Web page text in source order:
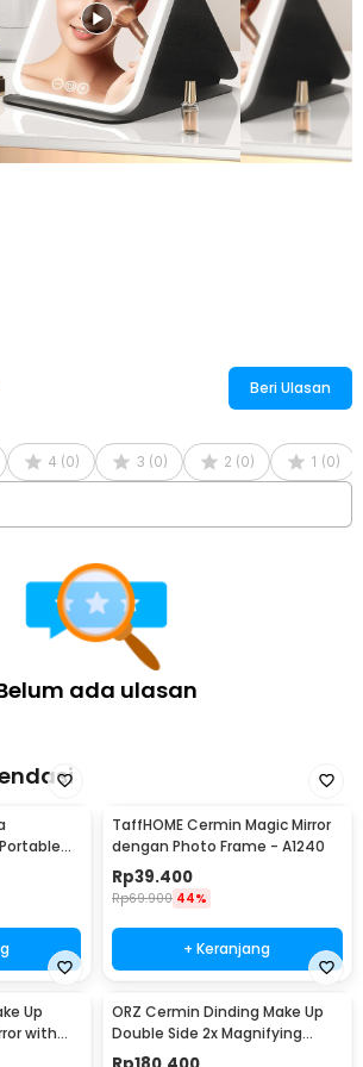
Beri Ulasan
4 (0) 3 (0) 2 (0) 1 (0)
ada ulasan
TaffHOME Cermin Magic Mirror
dengan Photo Frame - A1240
Rp39.400
Rp69.900 44%
+ Keranjang
Up
with
ORZ Cermin Dinding Make Up
Double Side 2x Magnifying
Mirror - 1064